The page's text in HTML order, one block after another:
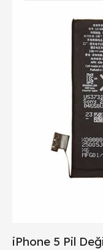
iPhone 5 Pil